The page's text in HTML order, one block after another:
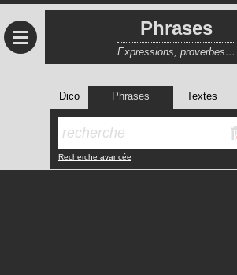
≡ Phrases
Expressions, proverbes…
Dico Phrases Textes
Recherche avancée